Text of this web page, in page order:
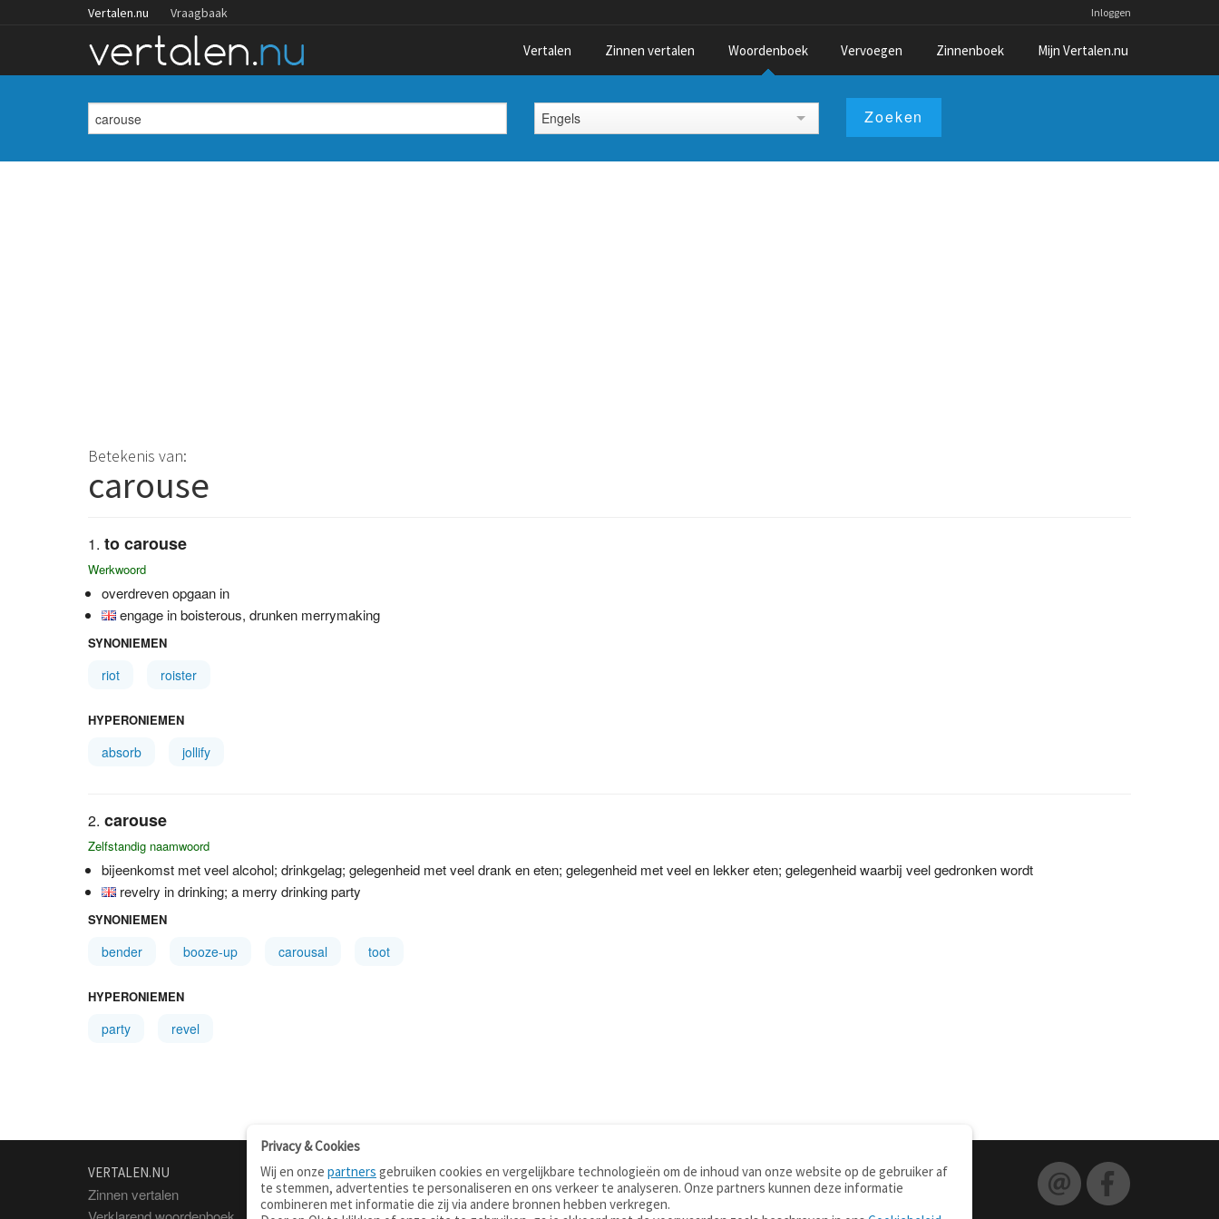
Vertalen.nu Vraagbaak Inloggen
Vertalen Zinnen vertalen Woordenboek Vervoegen Zinnenboek Mijn Vertalen.nu
Engels
Betekenis van:
carouse
to carouse
Werkwoord
overdreven opgaan in
engage in boisterous, drunken merrymaking
SYNONIEMEN
riot roister
HYPERONIEMEN
absorb jollify
carouse
Zelfstandig naamwoord
bijeenkomst met veel alcohol; drinkgelag; gelegenheid met veel drank en eten; gelegenheid met veel en lekker eten; gelegenheid waarbij veel gedronken wordt
revelry in drinking; a merry drinking party
SYNONIEMEN
bender booze-up carousal toot
HYPERONIEMEN
party revel
VERTALEN.NU
Zinnen vertalen
OVER
Over deze site
TOOLS
Apps
WOORDENBOEKEN
Nederlands - Engels
Privacy & Cookies
Wij en onze partners gebruiken cookies en vergelijkbare technologieën om de inhoud van onze website op de gebruiker af
te stemmen, advertenties te personaliseren en ons verkeer te analyseren. Onze partners kunnen deze informatie
combineren met informatie die zij via andere bronnen hebben verkregen.